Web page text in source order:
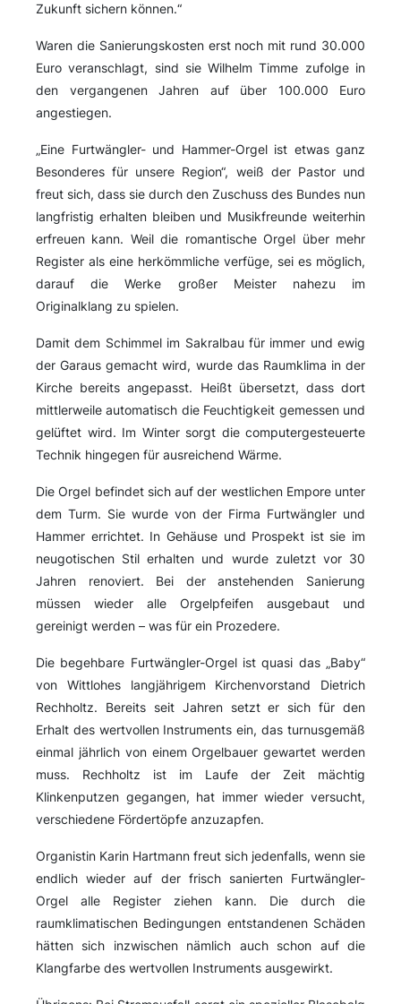
Zukunft sichern können.“
Waren die Sanierungskosten erst noch mit rund 30.000
Euro veranschlagt, sind sie Wilhelm Timme zufolge in
den vergangenen Jahren auf über 100.000 Euro
angestiegen.
„Eine Furtwängler- und Hammer-Orgel ist etwas ganz
Besonderes für unsere Region“, weiß der Pastor und
freut sich, dass sie durch den Zuschuss des Bundes nun
langfristig erhalten bleiben und Musikfreunde weiterhin
erfreuen kann. Weil die romantische Orgel über mehr
Register als eine herkömmliche verfüge, sei es möglich,
darauf die Werke großer Meister nahezu im
Originalklang zu spielen.
Damit dem Schimmel im Sakralbau für immer und ewig
der Garaus gemacht wird, wurde das Raumklima in der
Kirche bereits angepasst. Heißt übersetzt, dass dort
mittlerweile automatisch die Feuchtigkeit gemessen und
gelüftet wird. Im Winter sorgt die computergesteuerte
Technik hingegen für ausreichend Wärme.
Die Orgel befindet sich auf der westlichen Empore unter
dem Turm. Sie wurde von der Firma Furtwängler und
Hammer errichtet. In Gehäuse und Prospekt ist sie im
neugotischen Stil erhalten und wurde zuletzt vor 30
Jahren renoviert. Bei der anstehenden Sanierung
müssen wieder alle Orgelpfeifen ausgebaut und
gereinigt werden – was für ein Prozedere.
Die begehbare Furtwängler-Orgel ist quasi das „Baby“
von Wittlohes langjährigem Kirchenvorstand Dietrich
Rechholtz. Bereits seit Jahren setzt er sich für den
Erhalt des wertvollen Instruments ein, das turnusgemäß
einmal jährlich von einem Orgelbauer gewartet werden
muss. Rechholtz ist im Laufe der Zeit mächtig
Klinkenputzen gegangen, hat immer wieder versucht,
verschiedene Fördertöpfe anzuzapfen.
Organistin Karin Hartmann freut sich jedenfalls, wenn sie
endlich wieder auf der frisch sanierten Furtwängler-
Orgel alle Register ziehen kann. Die durch die
raumklimatischen Bedingungen entstandenen Schäden
hätten sich inzwischen nämlich auch schon auf die
Klangfarbe des wertvollen Instruments ausgewirkt.